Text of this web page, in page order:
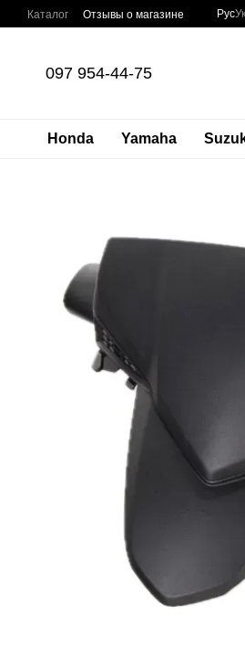
Перейти к основному контенту
Каталог Отзывы о магазине Рус
097 954-44-75
Honda Yamaha